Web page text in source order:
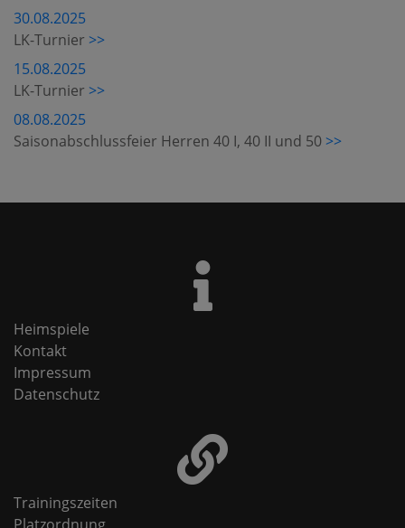
30.08.2025
LK-Turnier >>
15.08.2025
LK-Turnier >>
08.08.2025
Saisonabschlussfeier Herren 40 I, 40 II und 50 >>
Heimspiele
Kontakt
Impressum
Datenschutz
Trainingszeiten